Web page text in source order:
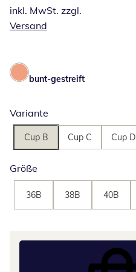
inkl. MwSt. zzgl.
Versand
bunt-gestreift
Variante
Cup B Cup C Cup D
Größe
36B 38B 40B